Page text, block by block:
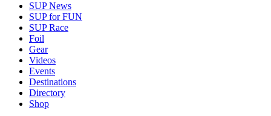
SUP News
SUP for FUN
SUP Race
Foil
Gear
Videos
Events
Destinations
Directory
Shop